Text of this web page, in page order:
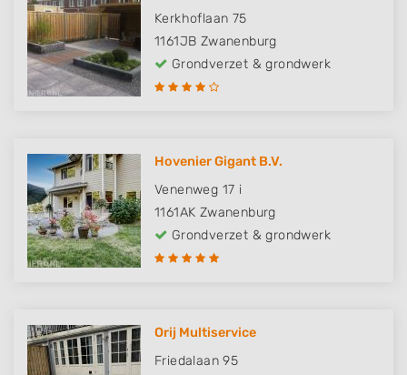
Kerkhoflaan 75
1161JB Zwanenburg
Grondverzet & grondwerk
Hovenier Gigant B.V.
Venenweg 17 i
1161AK Zwanenburg
Grondverzet & grondwerk
Orij Multiservice
Friedalaan 95